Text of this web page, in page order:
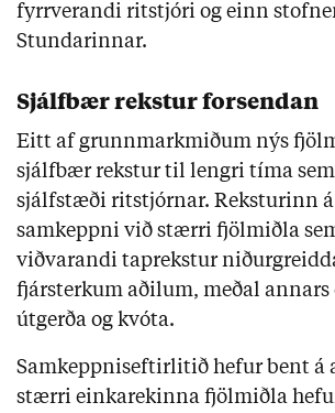
fyrrverandi ritstjóri og einn
Stundarinnar.
Sjálfbær rekstur forsendan
Eitt af grunnmarkmiðum nýs
sjálfbær rekstur til lengri tíma
sjálfstæði ritstjórnar. Reksturinn á
samkeppni við stærri fjölmiðla
viðvarandi taprekstur
fjársterkum aðilum, meðal annars
útgerða og kvóta.
Samkeppniseftirlitið hefur bent á
stærri einkarekinna fjölmiðla